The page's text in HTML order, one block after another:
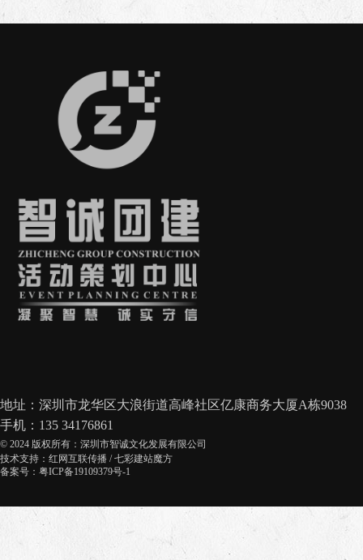
地址：深圳市龙华区大浪街道高峰社区亿康商务大厦A栋9038
手机：135 34176861
© 2024 版权所有：深圳市智诚文化发展有限公司
技术支持： 红网互联传播 /七彩建站魔方
备案号：粤ICP备19109379号-1